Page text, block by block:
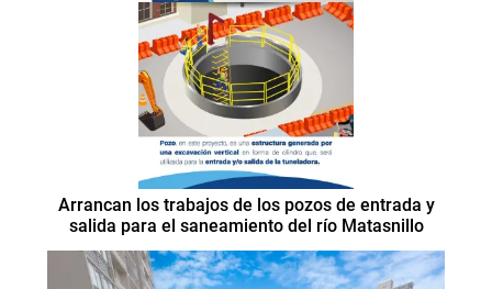
Arrancan los trabajos de los pozos de entrada y
salida para el saneamiento del río Matasnillo